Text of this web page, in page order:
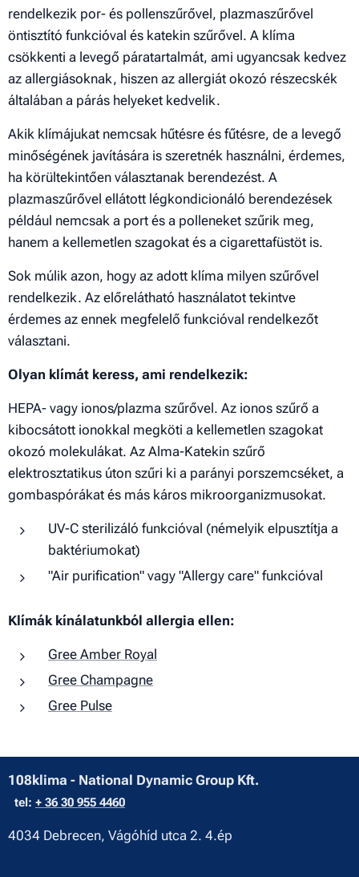
rendelkezik por- és pollenszűrővel, plazmaszűrővel
öntisztító funkcióval és katekin szűrővel. A klíma
csökkenti a levegő páratartalmát, ami ugyancsak kedvez
az allergiásoknak, hiszen az allergiát okozó részecskék
általában a párás helyeket kedvelik.
Akik klímájukat nemcsak hűtésre és fűtésre, de a levegő
minőségének javítására is szeretnék használni, érdemes,
ha körültekintően választanak berendezést. A
plazmaszűrővel ellátott légkondicionáló berendezések
például nemcsak a port és a polleneket szűrik meg,
hanem a kellemetlen szagokat és a cigarettafüstöt is.
Sok múlik azon, hogy az adott klíma milyen szűrővel
rendelkezik. Az előrelátható használatot tekintve
érdemes az ennek megfelelő funkcióval rendelkezőt
választani.
Olyan klímát keress, ami rendelkezik:
HEPA- vagy ionos/plazma szűrővel. Az ionos szűrő a
kibocsátott ionokkal megköti a kellemetlen szagokat
okozó molekulákat. Az Alma-Katekin szűrő
elektrosztatikus úton szűri ki a parányi porszemcséket, a
gombaspórákat és más káros mikroorganizmusokat.
UV-C sterilizáló funkcióval (némelyik elpusztítja a
baktériumokat)
"Air purification" vagy "Allergy care" funkcióval
Klímák kínálatunkból allergia ellen:
Gree Amber Royal
Gree Champagne
Gree Pulse
108klima - National Dynamic Group Kft.
tel: + 36 30 955 4460
4034 Debrecen, Vágóhíd utca 2. 4.ép